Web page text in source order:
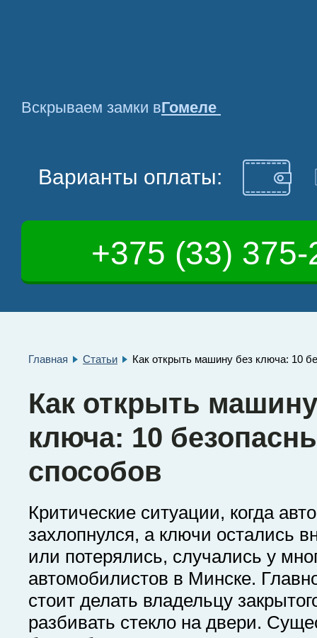
+375 (33)
Вскрываем замки вГомеле
Варианты оплаты:
Главная Статьи Как открыть машину без ключа: 10
Как открыть
ключа: 10
способов
Критические ситуации, когда
захлопнулся, а ключи остались
или потерялись, случались у
автомобилистов в Минске.
стоит делать владельцу
разбивать стекло на двери.